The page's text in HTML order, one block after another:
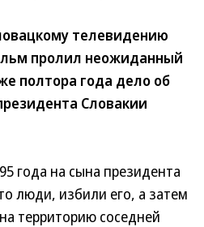
телевидению
пролил неожиданный
полтора года дело об
Словакии
года на сына президента
люди, избили его, а затем
территорию соседней